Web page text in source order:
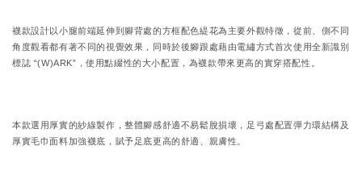
襪款設計以小腿前端延伸到腳背處的方框配色緹花為主要外觀特徵，從前、側不同
角度觀看都有著不同的視覺效果，同時於後腳跟處藉由電繡方式首次使用全新識別
標誌 “(W)ARK”，使用點綴性的大小配置，為襪款帶來更高的實穿搭配性。
本款選用厚實的紗線製作，整體腳感舒適不易鬆脫損壞，足弓處配置彈力環結構及
厚實毛巾面料加強襪底，賦予足底更高的舒適、親膚性。